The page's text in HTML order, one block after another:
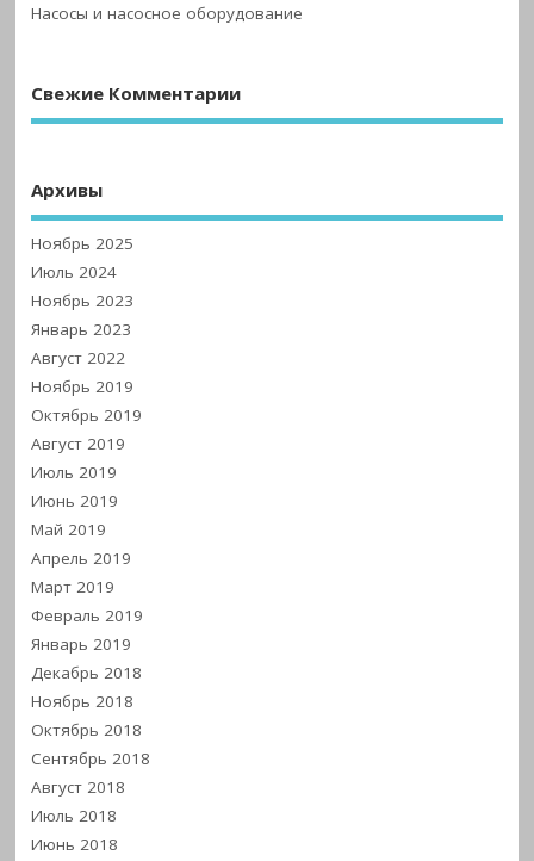
Насосы и насосное оборудование
Свежие Комментарии
Архивы
Ноябрь 2025
Июль 2024
Ноябрь 2023
Январь 2023
Август 2022
Ноябрь 2019
Октябрь 2019
Август 2019
Июль 2019
Июнь 2019
Май 2019
Апрель 2019
Март 2019
Февраль 2019
Январь 2019
Декабрь 2018
Ноябрь 2018
Октябрь 2018
Сентябрь 2018
Август 2018
Июль 2018
Июнь 2018